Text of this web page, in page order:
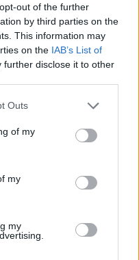
out of the further
by third parties on the
This information may
on the IAB’s List of
further disclose it to other
one or more Google
You may click to
its third-party tags to
in below Google
Outs
of my
my
my
χώρους,
καθαρίζει και τις
μία ημέρα μάζεψαν
από τη Θήβα